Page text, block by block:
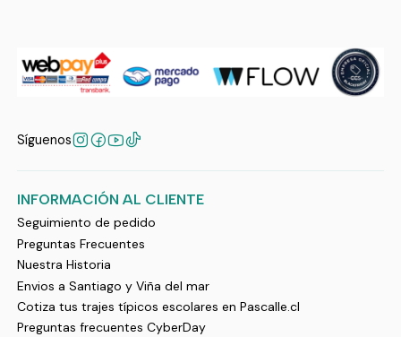
Síguenos
INFORMACIÓN AL CLIENTE
Seguimiento de pedido
Preguntas Frecuentes
Nuestra Historia
Envios a Santiago y Viña del mar
Cotiza tus trajes típicos escolares en Pascalle.cl
Preguntas frecuentes CyberDay